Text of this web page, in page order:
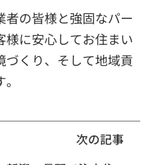
者の皆様と強固なパー
様に安心してお住まい
づくり、そして地域貢
次の記事